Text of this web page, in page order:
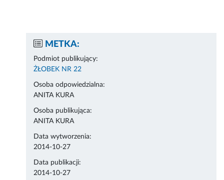
METKA:
Podmiot publikujący:
ŻŁOBEK NR 22
Osoba odpowiedzialna:
ANITA KURA
Osoba publikująca:
ANITA KURA
Data wytworzenia:
2014-10-27
Data publikacji:
2014-10-27